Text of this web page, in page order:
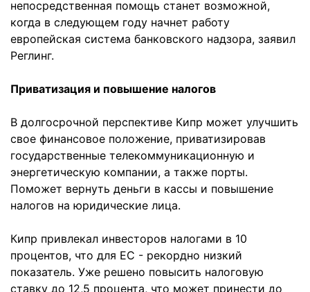
непосредственная помощь станет возможной,
когда в следующем году начнет работу
европейская система банковского надзора, заявил
Реглинг.
Приватизация и повышение налогов
В долгосрочной перспективе Кипр может улучшить
свое финансовое положение, приватизировав
государственные телекоммуникационную и
энергетическую компании, а также порты.
Поможет вернуть деньги в кассы и повышение
налогов на юридические лица.
Кипр привлекал инвесторов налогами в 10
процентов, что для ЕС - рекордно низкий
показатель. Уже решено повысить налоговую
ставку до 12,5 процента, что может принести до